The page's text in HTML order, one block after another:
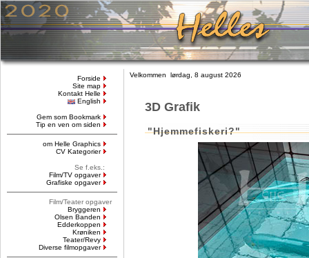
Forside
Site map
Kontakt Helle
English
Gem som Bookmark
Tip en ven om siden
om Helle Graphics
CV Kategorier
Se f.eks.:
Film/TV opgaver
Grafiske opgaver
Film/Teater opgaver
Bryggeren
Olsen Banden
Edderkoppen
Krøniken
Teater/Revy
Diverse filmopgaver
Velkommen lørdag, 8 august 2026
3D Grafik
"Hjemmefiskeri?"